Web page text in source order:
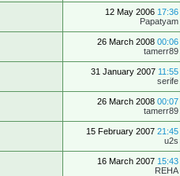
12 May 2006 17:36
Papatyam
26 March 2008 00:06
tamerr89
31 January 2007 11:55
serife
26 March 2008 00:07
tamerr89
15 February 2007 21:45
u2s
16 March 2007 15:43
REHA